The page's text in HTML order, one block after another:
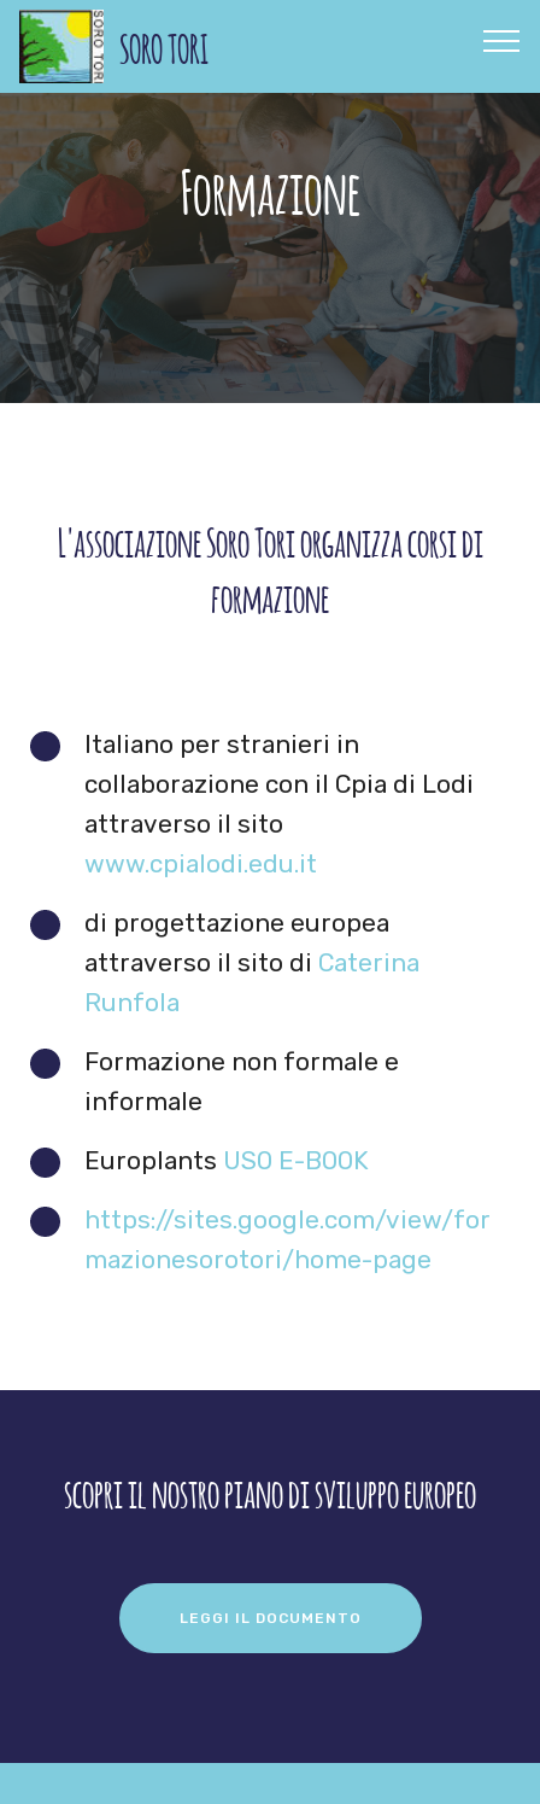
SORO TORI
Formazione
L'associazione Soro Tori organizza corsi di
formazione
Italiano per stranieri in
collaborazione con il Cpia di Lodi
attraverso il sito
www.cpialodi.edu.it
di progettazione europea
attraverso il sito di Caterina
Runfola
Formazione non formale e
informale
Europlants USO E-BOOK
https://sites.google.com/view/for
mazionesorotori/home-page
scopri il nostro piano di sviluppo europeo
LEGGI IL DOCUMENTO